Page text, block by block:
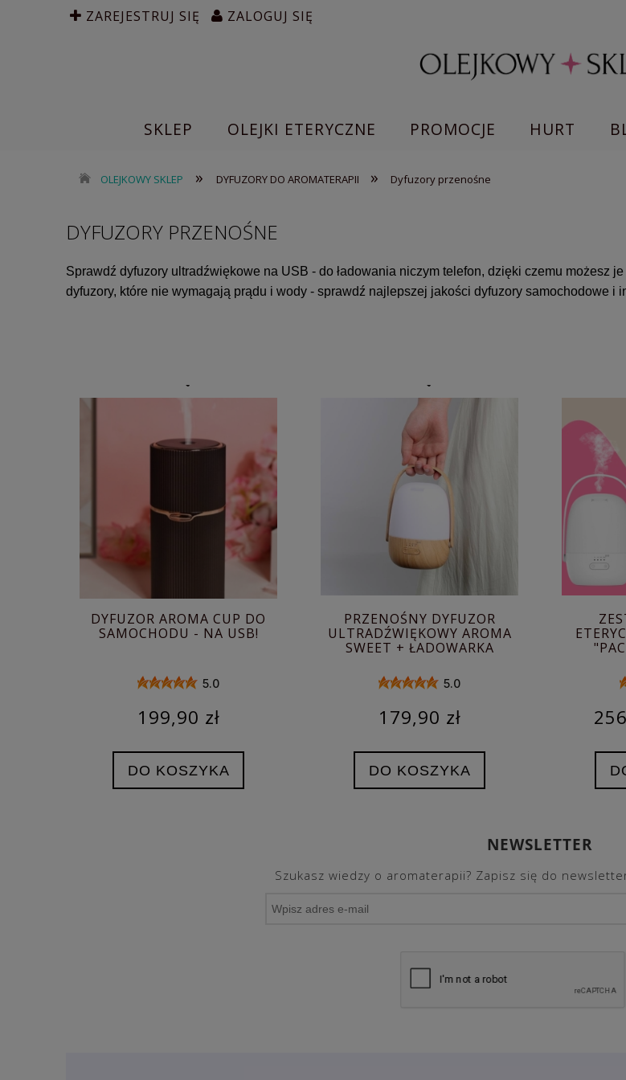
ZAREJESTRUJ SIĘ ZALOGUJ SIĘ
SKLEP OLEJKI ETERYCZNE PROMOCJE HURT
OLEJKOWY SKLEP » DYFUZORY DO AROMATERAPII » Dyfuzory przenośne
DYFUZORY PRZENOŚNE
Sprawdź dyfuzory ultradźwiękowe na USB - do ładowania niczym telefon, dzięki czemu możesz
dyfuzory, które nie wymagają prądu i wody - sprawdź najlepszej jakości dyfuzory samochodowe i
DYFUZOR AROMA CUP DO
SAMOCHODU - NA USB!
5.0
199,90 zł
DO KOSZYKA
PRZENOŚNY DYFUZOR
ULTRADŹWIĘKOWY AROMA
SWEET + ŁADOWARKA
5.0
179,90 zł
DO KOSZYKA
NEWSLETTER
Szukasz wiedzy o aromaterapii? Zapisz się do